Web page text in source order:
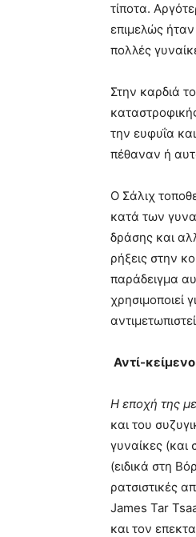
τίποτα.
επιμελώς
πολλές
Στην καρδιά
την ευφυΐα
πέθαναν ή
Ο Σάλιχ
κατά των
δράσης και
ρήξεις στην
παράδειγμα
χρησιμοποιεί
Αντί-
Η εποχή της
και του
γυναίκες (και
(ειδικά στη
ρατσιστικές
James Tar
και τον